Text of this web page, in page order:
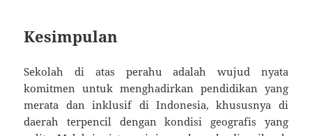
Kesimpulan
Sekolah di atas perahu adalah wujud nyata
komitmen untuk menghadirkan pendidikan yang
merata dan inklusif di Indonesia, khususnya di
daerah terpencil dengan kondisi geografis yang